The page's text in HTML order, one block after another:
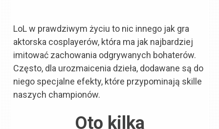
LoL w prawdziwym życiu to nic innego jak gra
aktorska cosplayerów, która ma jak najbardziej
imitować zachowania odgrywanych bohaterów.
Często, dla urozmaicenia dzieła, dodawane są do
niego specjalne efekty, które przypominają skille
naszych championów.
Oto kilka